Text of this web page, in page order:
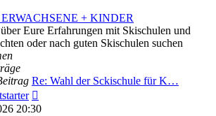
ERWACHSENE + KINDER
Eure Erfahrungen mit Skischulen und
oder nach guten Skischulen suchen
Re: Wahl der Sckischule für K…
Beitrag
20:30